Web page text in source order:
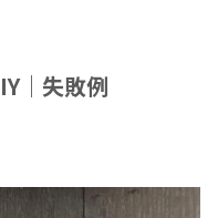
｜失敗例